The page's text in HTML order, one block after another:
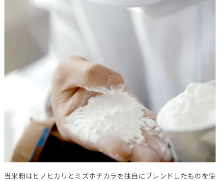
当米粉はヒノヒカリとミズホチカラを独自にブレンドしたものを使